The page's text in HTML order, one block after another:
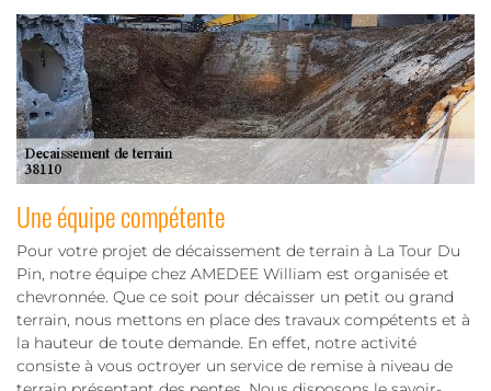
Une équipe compétente
Pour votre projet de décaissement de terrain à La Tour Du
Pin, notre équipe chez AMEDEE William est organisée et
chevronnée. Que ce soit pour décaisser un petit ou grand
terrain, nous mettons en place des travaux compétents et à
la hauteur de toute demande. En effet, notre activité
consiste à vous octroyer un service de remise à niveau de